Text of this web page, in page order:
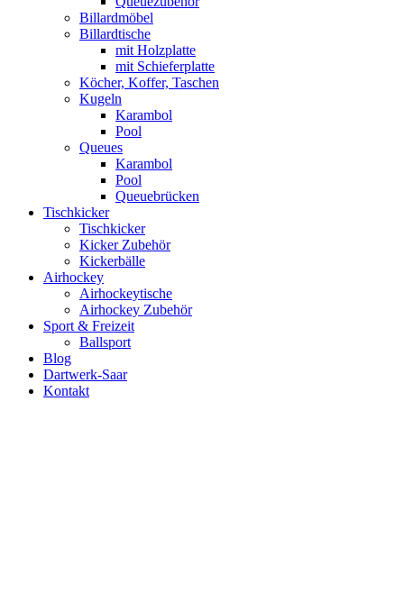
Billardmöbel
Billardtische
mit Holzplatte
mit Schieferplatte
Köcher, Koffer, Taschen
Kugeln
Karambol
Pool
Queues
Karambol
Pool
Queuebrücken
Tischkicker
Tischkicker
Kicker Zubehör
Kickerbälle
Airhockey
Airhockeytische
Airhockey Zubehör
Sport & Freizeit
Ballsport
Blog
Dartwerk-Saar
Kontakt